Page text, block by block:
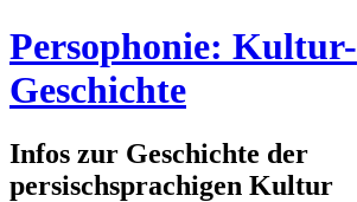
Persophonie: Kultur-
Geschichte
Infos zur Geschichte der
persischsprachigen Kultur